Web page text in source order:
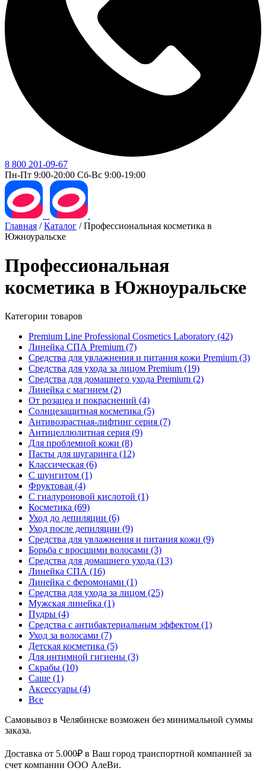
8 800 201-09-67
Пн-Пт 9:00-20:00 Сб-Вс 9:00-19:00
Главная /Каталог /Профессиональная косметика в
Южноуральске
Профессиональная
косметика в Южноуральске
Категории товаров
Premium Line Professional Cosmetics Laboratory (42)
Линейка СПА Premium (7)
Средства для увлажнения и питания кожи Premium (3)
Средства для ухода за лицом Premium (19)
Средства для домашнего ухода Premium (2)
Линейка с магнием (2)
От розацеа и покраснений (4)
Солнцезащитная косметика (5)
Антивозрастная-лифтинг серия (7)
Антицеллюлитная серия (9)
Для проблемной кожи (8)
Пасты для шугаринга (12)
Классическая (6)
С шунгитом (1)
Фруктовая (4)
C гиалуроновой кислотой (1)
Косметика (69)
Уход до депиляции (6)
Уход после депиляции (9)
Средства для увлажнения и питания кожи (9)
Борьба с вросшими волосами (3)
Средства для домашнего ухода (13)
Линейка СПА (16)
Линейка с феромонами (1)
Средства для ухода за лицом (25)
Мужская линейка (1)
Пудры (4)
Средства с антибактериальным эффектом (1)
Уход за волосами (7)
Детская косметика (5)
Для интимной гигиены (3)
Скрабы (10)
Саше (1)
Аксессуары (4)
Все
Самовывоз в Челябинске возможен без минимальной суммы
заказа.
Доставка от 5.000₽ в Ваш город транспортной компанией за
счет компании ООО АлеВи.